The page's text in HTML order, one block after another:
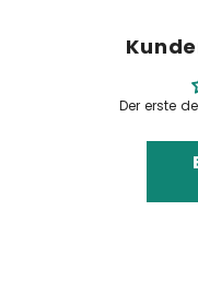
Der erste